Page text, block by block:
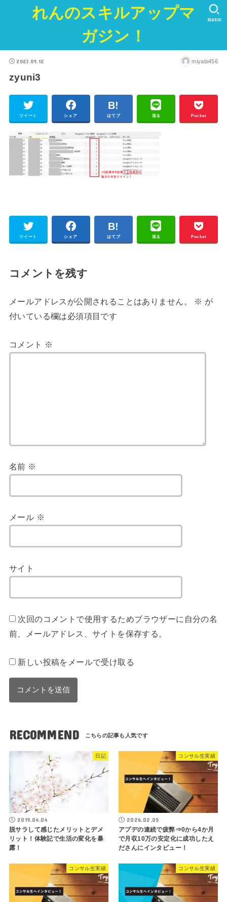
れんのスキルアップマ
ガジン！
SEARCH
2023.09.12 miyabi456
zyuni3
ツイート シェア はてブ 送る Pocket
ツイート シェア はてブ 送る Pocket
コメントを残す
メールアドレスが公開されることはありません。 ※ が
付いている欄は必須項目です
コメント ※
名前 ※
メール ※
サイト
次回のコメントで使用するためブラウザーに自分の名
前、メールアドレス、サイトを保存する。
新しい投稿をメールで受け取る
RECOMMEND
日記
2019.04.04
脱サラして感じたメリットとデメ
リット！体験記で生活の変化を暴
露！
コンサル生実績
2026.02.05
アプデの連続で疲弊⇒0から4か月
で月収10万の安定化に成功したえ
ださんにインタビュー！
コンサル生実績 コンサル生実績